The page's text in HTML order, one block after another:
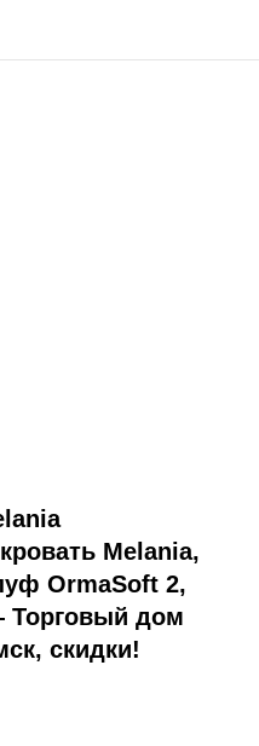
Melania,
OrmaSoft 2,
Торговый дом
скидки!